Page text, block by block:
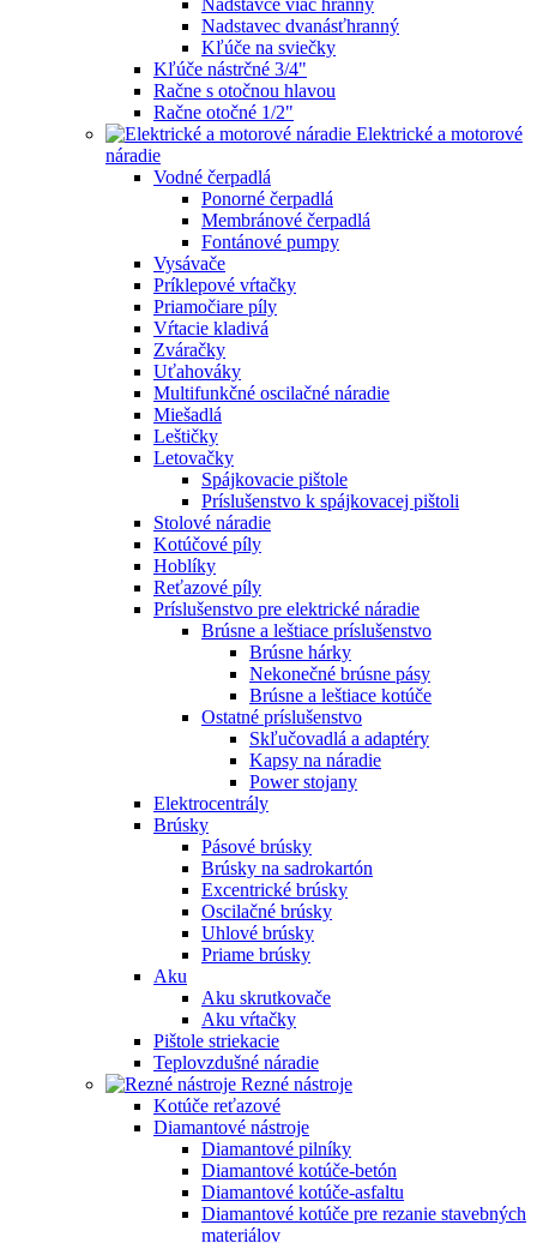
Nadstavec dvanásťhranný
Kľúče na sviečky
Kľúče nástrčné 3/4"
Račne s otočnou hlavou
Račne otočné 1/2"
Elektrické a motorové
náradie
Vodné čerpadlá
Ponorné čerpadlá
Membránové čerpadlá
Fontánové pumpy
Vysávače
Príklepové vŕtačky
Priamočiare píly
Vŕtacie kladivá
Zváračky
Uťahováky
Multifunkčné oscilačné náradie
Miešadlá
Leštičky
Letovačky
Spájkovacie pištole
Príslušenstvo k spájkovacej pištoli
Stolové náradie
Kotúčové píly
Hoblíky
Reťazové píly
Príslušenstvo pre elektrické náradie
Brúsne a leštiace príslušenstvo
Brúsne hárky
Nekonečné brúsne pásy
Brúsne a leštiace kotúče
Ostatné príslušenstvo
Skľučovadlá a adaptéry
Kapsy na náradie
Power stojany
Elektrocentrály
Brúsky
Pásové brúsky
Brúsky na sadrokartón
Excentrické brúsky
Oscilačné brúsky
Uhlové brúsky
Priame brúsky
Aku
Aku skrutkovače
Aku vŕtačky
Pištole striekacie
Teplovzdušné náradie
Rezné nástroje
Kotúče reťazové
Diamantové nástroje
Diamantové pilníky
Diamantové kotúče-betón
Diamantové kotúče-asfaltu
Diamantové kotúče pre rezanie stavebných
materiálov